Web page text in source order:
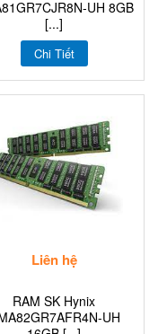
UH 8GB
[...]
Chi Tiết
Liên hệ
RAM SK Hynix
UH